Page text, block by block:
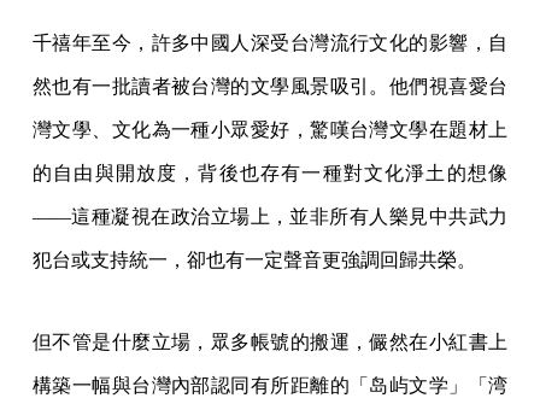
千禧年至今，許多中國人深受台灣流行文化的影響，自
然也有一批讀者被台灣的文學風景吸引。他們視喜愛台
灣文學、文化為一種小眾愛好，驚嘆台灣文學在題材上
的自由與開放度，背後也存有一種對文化淨土的想像
——這種凝視在政治立場上，並非所有人樂見中共武力
犯台或支持統一，卻也有一定聲音更強調回歸共榮。
但不管是什麼立場，眾多帳號的搬運，儼然在小紅書上
構築一幅與台灣內部認同有所距離的「岛屿文学」「湾